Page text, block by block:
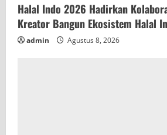
Halal Indo 2026 Hadirkan
Kreator Bangun Ekosistem Halal
admin Agustus 8, 2026